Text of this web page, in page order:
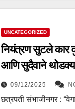
UNCATEGORIZED
नियंत्रण सुटले कार
आणि
09/12/2025
छत्रपती संभाजीनगर :